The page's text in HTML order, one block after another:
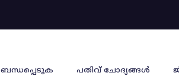
ബന്ധപ്പെടുക പതിവ് ചോദ്യങ്ങൾ